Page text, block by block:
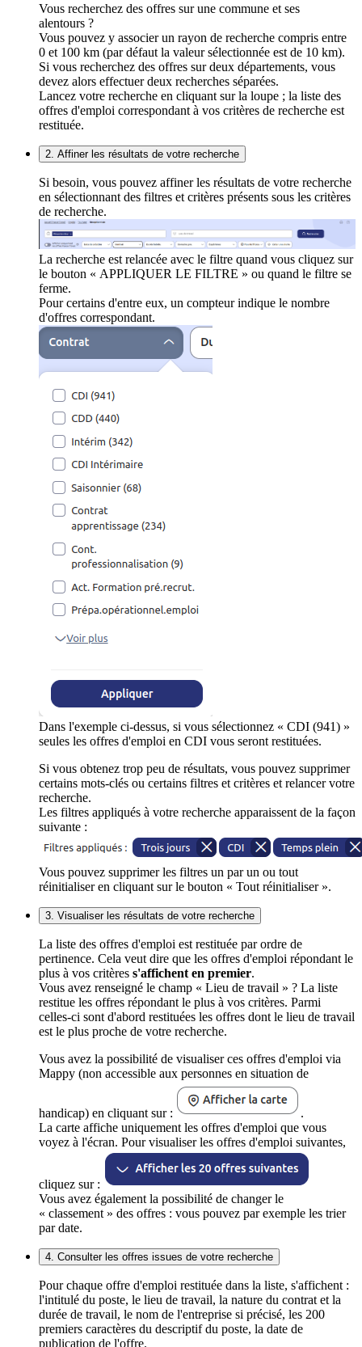
Vous recherchez des offres sur une commune et ses
alentours ?
Vous pouvez y associer un rayon de recherche compris entre
0 et 100 km (par défaut la valeur sélectionnée est de 10 km).
Si vous recherchez des offres sur deux départements, vous
devez alors effectuer deux recherches séparées.
Lancez votre recherche en cliquant sur la loupe ; la liste des
offres d'emploi correspondant à vos critères de recherche est
restituée.
2. Affiner les résultats de votre recherche
Si besoin, vous pouvez affiner les résultats de votre recherche
en sélectionnant des filtres et critères présents sous les critères
de recherche.
La recherche est relancée avec le filtre quand vous cliquez sur
le bouton « APPLIQUER LE FILTRE » ou quand le filtre se
ferme.
Pour certains d'entre eux, un compteur indique le nombre
d'offres correspondant.
Dans l'exemple ci-dessus, si vous sélectionnez « CDI (941) »
seules les offres d'emploi en CDI vous seront restituées.
Si vous obtenez trop peu de résultats, vous pouvez supprimer
certains mots-clés ou certains filtres et critères et relancer votre
recherche.
Les filtres appliqués à votre recherche apparaissent de la façon
suivante :
Vous pouvez supprimer les filtres un par un ou tout
réinitialiser en cliquant sur le bouton « Tout réinitialiser ».
3. Visualiser les résultats de votre recherche
La liste des offres d'emploi est restituée par ordre de
pertinence. Cela veut dire que les offres d'emploi répondant le
plus à vos critères s'affichent en premier.
Vous avez renseigné le champ « Lieu de travail » ? La liste
restitue les offres répondant le plus à vos critères. Parmi
celles-ci sont d'abord restituées les offres dont le lieu de travail
est le plus proche de votre recherche.
Vous avez la possibilité de visualiser ces offres d'emploi via
Mappy (non accessible aux personnes en situation de
handicap) en cliquant sur :
.
La carte affiche uniquement les offres d'emploi que vous
voyez à l'écran. Pour visualiser les offres d'emploi suivantes,
cliquez sur :
Vous avez également la possibilité de changer le
« classement » des offres : vous pouvez par exemple les trier
par date.
4. Consulter les offres issues de votre recherche
Pour chaque offre d'emploi restituée dans la liste, s'affichent :
l'intitulé du poste, le lieu de travail, la nature du contrat et la
durée de travail, le nom de l'entreprise si précisé, les 200
premiers caractères du descriptif du poste, la date de
publication de l'offre.